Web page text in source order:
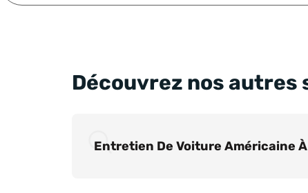
Découvrez nos autres
Entretien De Voiture Américaine